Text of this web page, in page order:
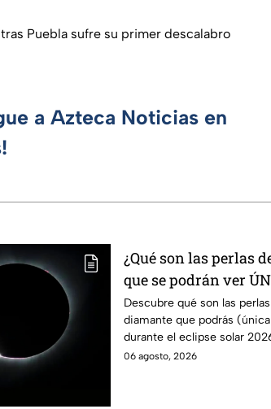
Puebla sufre su primer descalabro
a Azteca Noticias en
¿Qué son las perlas
que se podrán ver
durante el eclipse
agosto?
Descubre qué son las
diamante que podrás
durante el eclipse solar
agosto.
06 agosto, 2026